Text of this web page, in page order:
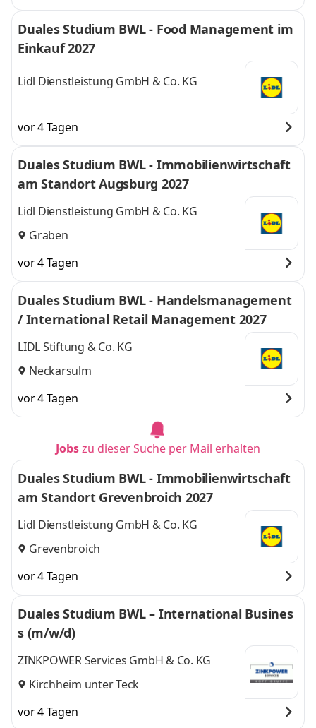
Duales Studium BWL - Food Management im
Einkauf 2027
Lidl Dienstleistung GmbH & Co. KG
vor 4 Tagen
Duales Studium BWL - Immobilienwirtschaft
am Standort Augsburg 2027
Lidl Dienstleistung GmbH & Co. KG
Graben
vor 4 Tagen
Duales Studium BWL - Handelsmanagement
/ International Retail Management 2027
LIDL Stiftung & Co. KG
Neckarsulm
vor 4 Tagen
Jobszu dieser Suche per Mail erhalten
Duales Studium BWL - Immobilienwirtschaft
am Standort Grevenbroich 2027
Lidl Dienstleistung GmbH & Co. KG
Grevenbroich
vor 4 Tagen
Duales Studium BWL – International Busines
s (m/w/d)
ZINKPOWER Services GmbH & Co. KG
Kirchheim unter Teck
vor 4 Tagen